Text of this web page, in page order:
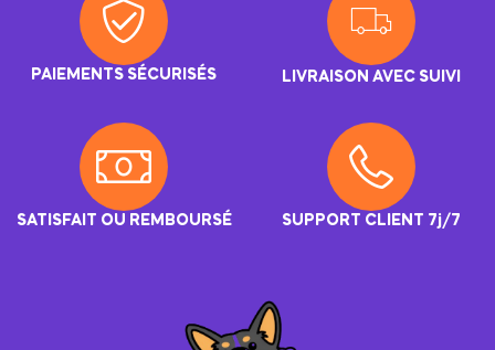
PAIEMENTS SÉCURISÉS LIVRAISON AVEC SUIVI
SATISFAIT OU REMBOURSÉ SUPPORT CLIENT 7j/7